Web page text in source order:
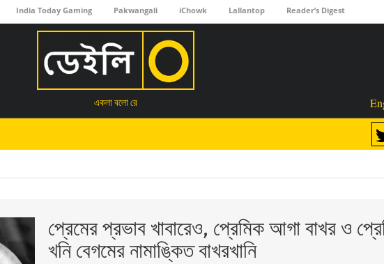
India Today Gaming Pakwangali iChowk Lallantop Reader’s Digest
একলা বলো রে
প্রেমের প্রভাব খাবারেও, প্রেমিক আগা বাখর ও
খনি বেগমের নামাঙ্কিত বাখরখানি